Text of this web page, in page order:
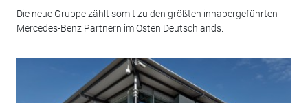
Die neue Gruppe zählt somit zu den größten inhabergeführten
Mercedes-Benz Partnern im Osten Deutschlands.